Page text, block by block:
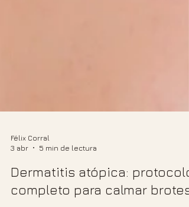
3 abr
5 min de lectura
Dermatitis atópica: protocolo